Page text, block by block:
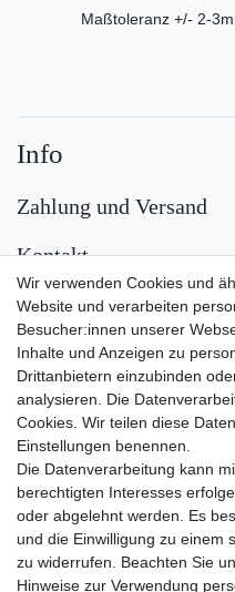
Maßtoleranz +/- 2-
Wir verwenden Cookies und
Website und verarbeiten
Besucher:innen unserer
Inhalte und Anzeigen zu
Drittanbietern einzubinden
analysieren. Die
Cookies. Wir teilen diese
Einstellungen benennen.
Die Datenverarbeitung kann
berechtigten Interesses
oder abgelehnt werden. Es
und die Einwilligung zu einem
zu widerrufen. Beachten Sie
Hinweise zur Verwendung
Info
Zahlung und Versand
Kontakt
Versand
Zahlungsarten